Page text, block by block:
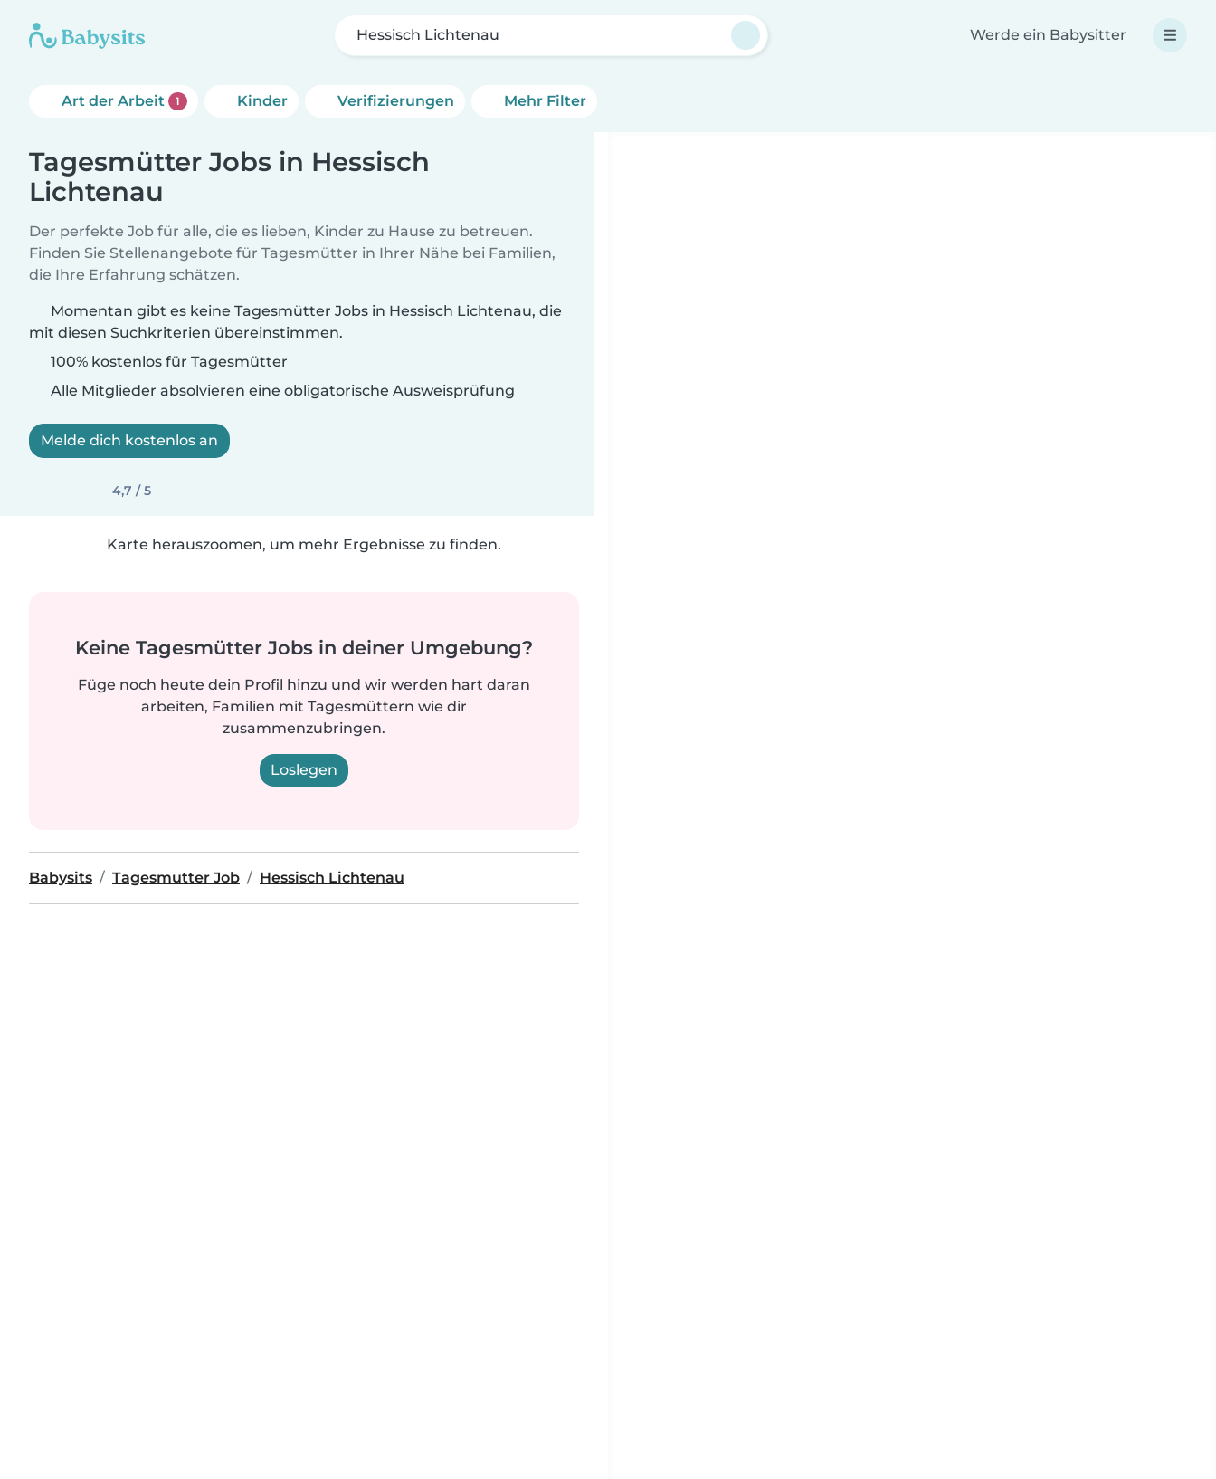
Hessisch Lichtenau Werde ein Babysitter
Art der Arbeit 1 Kinder Verifizierungen Mehr Filter
Tagesmütter Jobs in Hessisch
Lichtenau
Der perfekte Job für alle, die es lieben, Kinder zu Hause zu betreuen.
Finden Sie Stellenangebote für Tagesmütter in Ihrer Nähe bei Familien,
die Ihre Erfahrung schätzen.
Momentan gibt es keine Tagesmütter Jobs in Hessisch Lichtenau, die
mit diesen Suchkriterien übereinstimmen.
100% kostenlos für Tagesmütter
Alle Mitglieder absolvieren eine obligatorische Ausweisprüfung
Melde dich kostenlos an
4,7 / 5
Karte herauszoomen, um mehr Ergebnisse zu finden.
Keine Tagesmütter Jobs in deiner Umgebung?
Füge noch heute dein Profil hinzu und wir werden hart daran
arbeiten, Familien mit Tagesmüttern wie dir
zusammenzubringen.
Loslegen
Babysits Tagesmutter Job Hessisch Lichtenau